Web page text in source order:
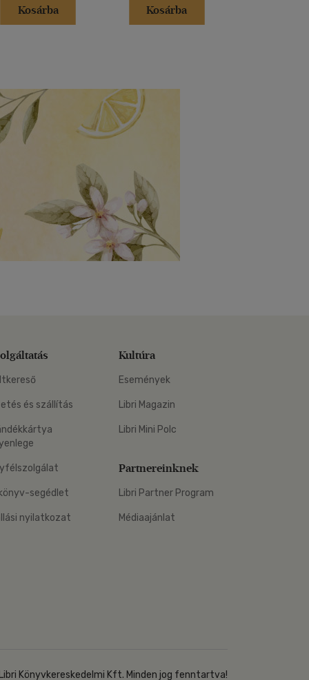
Kosárba
Kosárba
és szállítás
segédlet
nyilatkozat
Kultúra
Események
Libri Magazin
Libri Mini Polc
Partnereinknek
Libri Partner Program
Médiaajánlat
Könyvkereskedelmi Kft. Minden jog fenntartva!